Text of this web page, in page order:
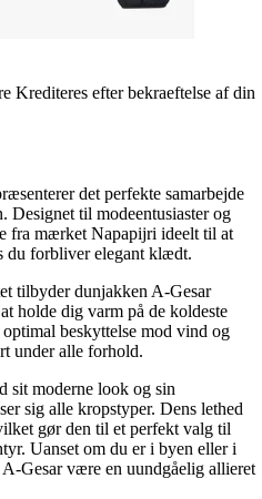
Krediteres efter bekraeftelse af din
det perfekte samarbejde
til modeentusiaster og
fra mærket Napapijri ideelt til at
du forbliver elegant klædt.
tilbyder dunjakken A-Gesar
holde dig varm på de koldeste
beskyttelse mod vind og
under alle forhold.
sit moderne look og sin
sig alle kropstyper. Dens lethed
gør den til et perfekt valg til
Uanset om du er i byen eller i
Gesar være en uundgåelig allieret